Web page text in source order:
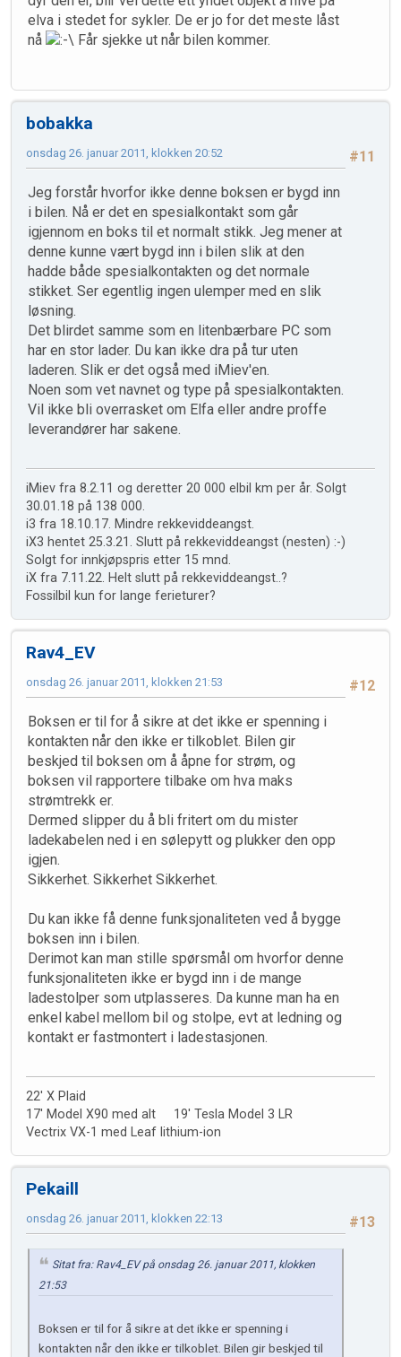
elva i stedet for sykler. De er jo for det meste låst
nå
Får sjekke ut når bilen kommer.
bobakka
#11
onsdag 26. januar 2011, klokken 20:52
Jeg forstår hvorfor ikke denne boksen er bygd inn
i bilen. Nå er det en spesialkontakt som går
igjennom en boks til et normalt stikk. Jeg mener at
denne kunne vært bygd inn i bilen slik at den
hadde både spesialkontakten og det normale
stikket. Ser egentlig ingen ulemper med en slik
løsning.
Det blirdet samme som en litenbærbare PC som
har en stor lader. Du kan ikke dra på tur uten
laderen. Slik er det også med iMiev'en.
Noen som vet navnet og type på spesialkontakten.
Vil ikke bli overrasket om Elfa eller andre proffe
leverandører har sakene.
iMiev fra 8.2.11 og deretter 20 000 elbil km per år. Solgt
30.01.18 på 138 000.
i3 fra 18.10.17. Mindre rekkeviddeangst.
iX3 hentet 25.3.21. Slutt på rekkeviddeangst (nesten) :-)
Solgt for innkjøpspris etter 15 mnd.
iX fra 7.11.22. Helt slutt på rekkeviddeangst..?
Fossilbil kun for lange ferieturer?
Rav4_EV
#12
onsdag 26. januar 2011, klokken 21:53
Boksen er til for å sikre at det ikke er spenning i
kontakten når den ikke er tilkoblet. Bilen gir
beskjed til boksen om å åpne for strøm, og
boksen vil rapportere tilbake om hva maks
strømtrekk er.
Dermed slipper du å bli fritert om du mister
ladekabelen ned i en sølepytt og plukker den opp
igjen.
Sikkerhet. Sikkerhet Sikkerhet.
Du kan ikke få denne funksjonaliteten ved å bygge
boksen inn i bilen.
Derimot kan man stille spørsmål om hvorfor denne
funksjonaliteten ikke er bygd inn i de mange
ladestolper som utplasseres. Da kunne man ha en
enkel kabel mellom bil og stolpe, evt at ledning og
kontakt er fastmontert i ladestasjonen.
22' X Plaid
17' Model X90 med alt 19' Tesla Model 3 LR
Vectrix VX-1 med Leaf lithium-ion
Pekaill
#13
onsdag 26. januar 2011, klokken 22:13
Sitat fra: Rav4_EV på onsdag 26. januar 2011, klokken
21:53
Boksen er til for å sikre at det ikke er spenning i
kontakten når den ikke er tilkoblet. Bilen gir beskjed til